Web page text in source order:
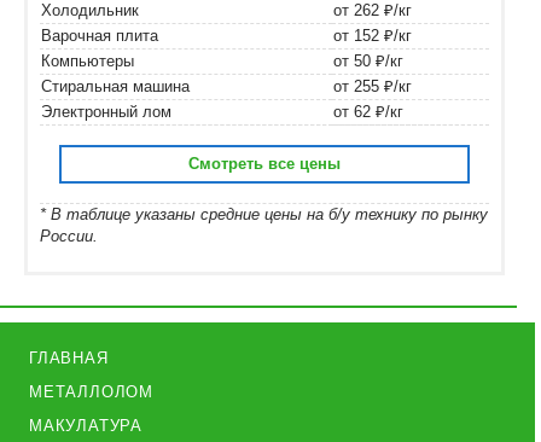
Холодильник
от 262 ₽/кг
Варочная плита
от 152 ₽/кг
Компьютеры
от 50 ₽/кг
Стиральная машина
от 255 ₽/кг
Электронный лом
от 62 ₽/кг
Смотреть все цены
* В таблице указаны средние цены на б/у технику по рынку
России.
ГЛАВНАЯ
МЕТАЛЛОЛОМ
МАКУЛАТУРА